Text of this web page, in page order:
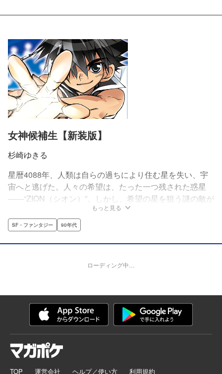
女神候補生【新装版】
杉崎ゆきる
星暦4088年、人類は自らの過ちにより住む星を失い、宇
宙へと逃げた。人々の希望は、たった一つ残された惑星
――“ZION（シオン）”。しかし、希望の星を狙う謎の敵が
現れ、人類は敵と戦うために巨大人型兵器“イングリット
≪女神≫”を造り出す。女神を操るパイロットの座を目指
し、女神候補生となる少年ゼロ・エンナはパイロット養成
機関“G・O・A（GODDESS OPERATOR ACADEMY）”に
もっと見る
SF・ファンタジー 90年代
ローディング中…
TOP 運営会社 ヘルプ／使い方 利用規約